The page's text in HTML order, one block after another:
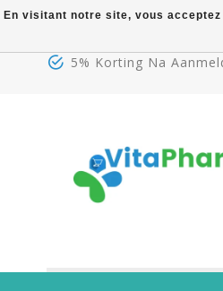
5% Korting Na
En visitant notre site, vous